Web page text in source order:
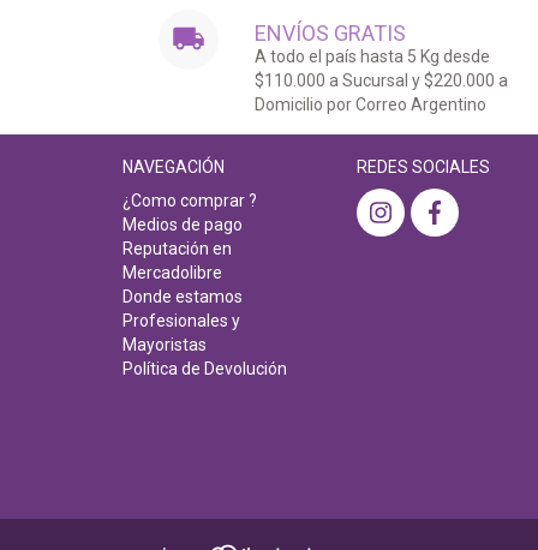
ENVÍOS GRATIS
A todo el país hasta 5 Kg desde
$110.000 a Sucursal y $220.000 a
Domicilio por Correo Argentino
NAVEGACIÓN
¿Como comprar ?
Medios de pago
Reputación en
Mercadolibre
Donde estamos
Profesionales y
Mayoristas
Política de Devolución
REDES SOCIALES